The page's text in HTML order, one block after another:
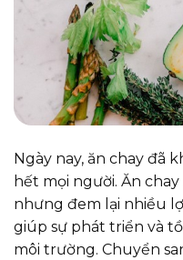
Ngày nay, ăn chay đã
hết mọi người. Ăn
nhưng đem lại nhiều
giúp sự phát triển và
môi trường. Chuyển